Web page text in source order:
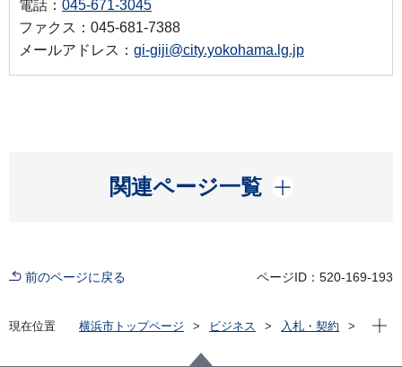
電話： 045-671-3045
ファクス：045-681-7388
メールアドレス： gi-giji@city.yokohama.lg.jp
関連ページ一覧
開く
前のページに戻る ページID：520-169-193
現在位置 横浜市トップページ ビジネス
入札・契約
現在